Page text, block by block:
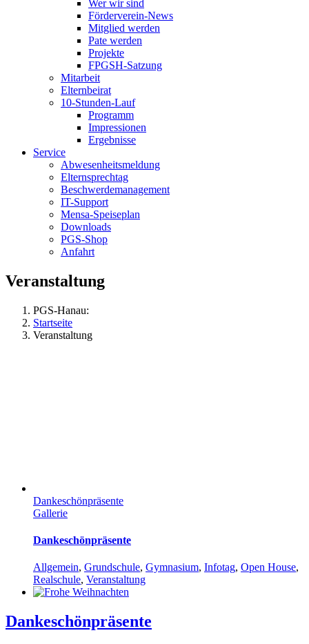
Wer wir sind
Förderverein-News
Mitglied werden
Pate werden
Projekte
FPGSH-Satzung
Mitarbeit
Elternbeirat
10-Stunden-Lauf
Programm
Impressionen
Ergebnisse
Service
Abwesenheitsmeldung
Elternsprechtag
Beschwerdemanagement
IT-Support
Mensa-Speiseplan
Downloads
PGS-Shop
Anfahrt
Veranstaltung
PGS-Hanau:
Startseite
Veranstaltung
Dankeschönpräsente
Gallerie
Dankeschönpräsente
Allgemein, Grundschule, Gymnasium, Infotag, Open House,
Realschule, Veranstaltung
Dankeschönpräsente